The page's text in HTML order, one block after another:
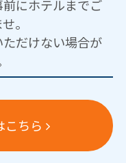
にホテルまでご
。
だけない場合が
こちら